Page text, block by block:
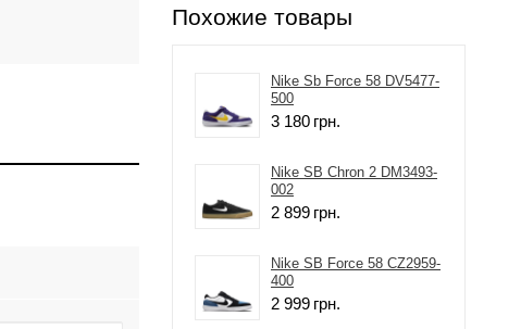
Похожие товары
Nike Sb Force 58 DV5477-
500
3 180 грн.
Nike SB Chron 2 DM3493-
002
2 899 грн.
Nike SB Force 58 CZ2959-
400
2 999 грн.